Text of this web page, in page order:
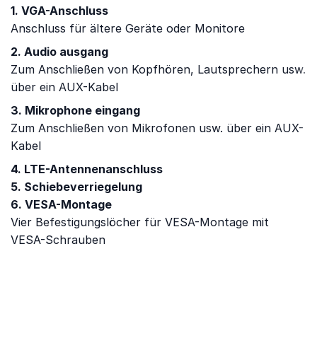
1. VGA-Anschluss
Anschluss für ältere Geräte oder Monitore
2. Audio ausgang
Zum Anschließen von Kopfhören, Lautsprechern usw.
über ein AUX-Kabel
3. Mikrophone eingang
Zum Anschließen von Mikrofonen usw. über ein AUX-
Kabel
4. LTE-Antennenanschluss
5. Schiebeverriegelung
6. VESA-Montage
Vier Befestigungslöcher für VESA-Montage mit
VESA-Schrauben